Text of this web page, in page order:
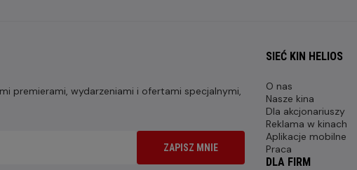
premierami, wydarzeniami i ofertami specjalnymi,
ZAPISZ MNIE
SIEĆ KIN HELIOS
O nas
Nasze kina
Dla akcjonariuszy
Reklama w kinach
Aplikacje mobilne
Praca
DLA FIRM